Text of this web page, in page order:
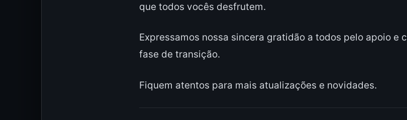
que todos vocês desfrutem.
Expressamos nossa sincera gratidão a todos pelo apoio e
fase de transição.
Fiquem atentos para mais atualizações e novidades.